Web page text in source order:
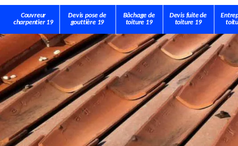
Couvreur
charpentier 19
Devis pose de
gouttière 19
Bâchage de
toiture 19
Devis fuite de
toiture 19